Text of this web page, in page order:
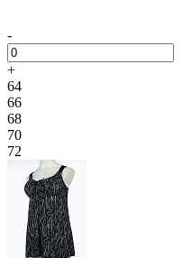
-
+
64
66
68
70
72